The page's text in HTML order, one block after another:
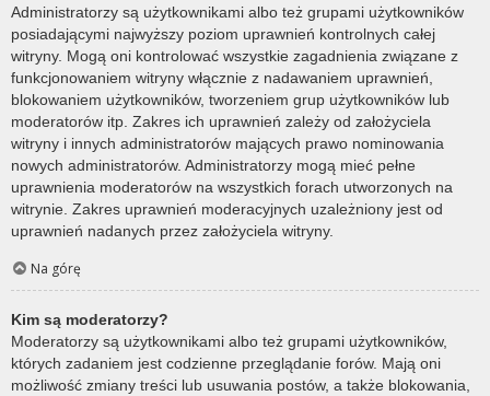
Administratorzy są użytkownikami albo też grupami użytkowników
posiadającymi najwyższy poziom uprawnień kontrolnych całej
witryny. Mogą oni kontrolować wszystkie zagadnienia związane z
funkcjonowaniem witryny włącznie z nadawaniem uprawnień,
blokowaniem użytkowników, tworzeniem grup użytkowników lub
moderatorów itp. Zakres ich uprawnień zależy od założyciela
witryny i innych administratorów mających prawo nominowania
nowych administratorów. Administratorzy mogą mieć pełne
uprawnienia moderatorów na wszystkich forach utworzonych na
witrynie. Zakres uprawnień moderacyjnych uzależniony jest od
uprawnień nadanych przez założyciela witryny.
Na górę
Kim są moderatorzy?
Moderatorzy są użytkownikami albo też grupami użytkowników,
których zadaniem jest codzienne przeglądanie forów. Mają oni
możliwość zmiany treści lub usuwania postów, a także blokowania,